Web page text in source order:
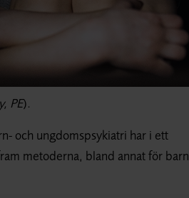
PE).
och ungdomspsykiatri har i ett
metoderna, bland annat för barn